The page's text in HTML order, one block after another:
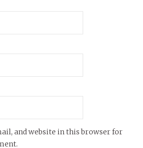
and website in this browser for